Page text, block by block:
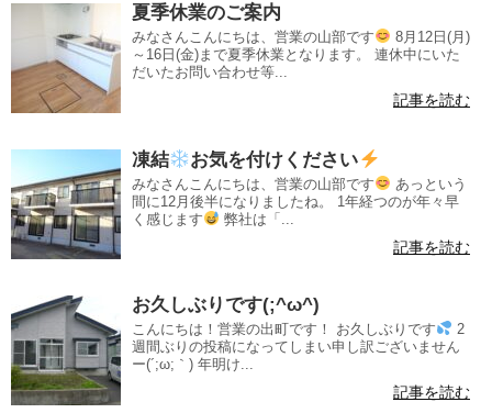
夏季休業のご案内
みなさんこんにちは、営業の山部です
8月12日(月)
～16日(金)まで夏季休業となります。 連休中にいた
だいたお問い合わせ等...
記事を読む
凍結 お気を付けください
みなさんこんにちは、営業の山部です
あっという
間に12月後半になりましたね。 1年経つのが年々早
く感じます
弊社は「...
記事を読む
お久しぶりです(;^ω^)
こんにちは！営業の出町です！ お久しぶりです
2
週間ぶりの投稿になってしまい申し訳ございません
ー(´;ω;｀) 年明け...
記事を読む